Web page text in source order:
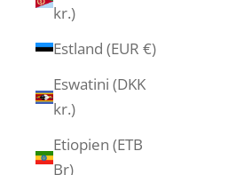
kr.)
Estland (EUR €)
Eswatini (DKK
kr.)
Etiopien (ETB
Br)